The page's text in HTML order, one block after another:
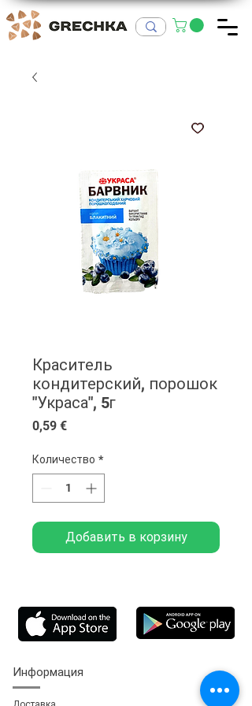
Краситель
кондитерский, порошок
"Украса", 5г
0,59 €Цена
Количество *
Добавить в корзину
Информация